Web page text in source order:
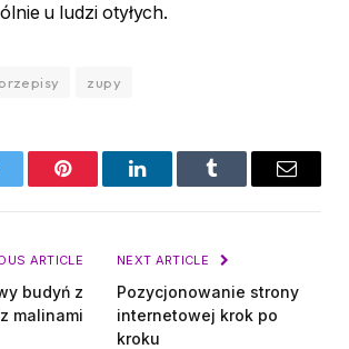
u ludzi otyłych.
zupy
Pinterest LinkedInTumblr Email
ARTICLE
budyń z
malinami
NEXT ARTICLE
Pozycjonowanie strony
internetowej krok po
kroku